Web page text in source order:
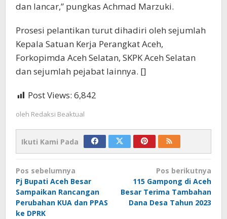
dan lancar,” pungkas Achmad Marzuki.
Prosesi pelantikan turut dihadiri oleh sejumlah
Kepala Satuan Kerja Perangkat Aceh,
Forkopimda Aceh Selatan, SKPK Aceh Selatan
dan sejumlah pejabat lainnya. []
Post Views: 6,842
oleh Redaksi Beaktual
Ikuti Kami Pada
Navigasi
pos
Pos sebelumnya
Pj Bupati Aceh Besar
Sampaikan Rancangan
Perubahan KUA dan PPAS
ke DPRK
Pos berikutnya
115 Gampong di Aceh
Besar Terima Tambahan
Dana Desa Tahun 2023